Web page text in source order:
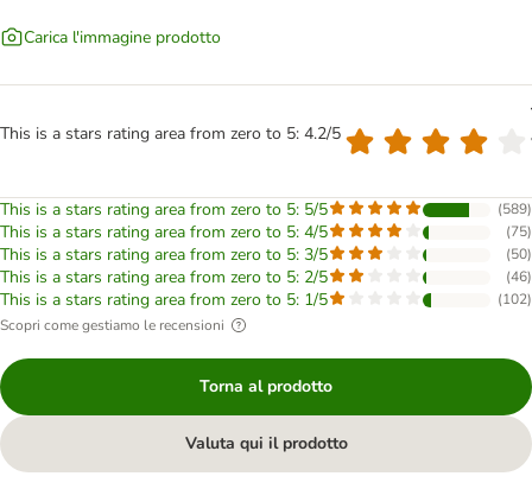
Carica l'immagine prodotto
This is a stars rating area from zero to 5: 4.2/5
This is a stars rating area from zero to 5: 5/5 (589)
This is a stars rating area from zero to 5: 4/5 (75)
This is a stars rating area from zero to 5: 3/5 (50)
This is a stars rating area from zero to 5: 2/5 (46)
This is a stars rating area from zero to 5: 1/5 (102)
Scopri come gestiamo le recensioni
Torna al prodotto
Valuta qui il prodotto